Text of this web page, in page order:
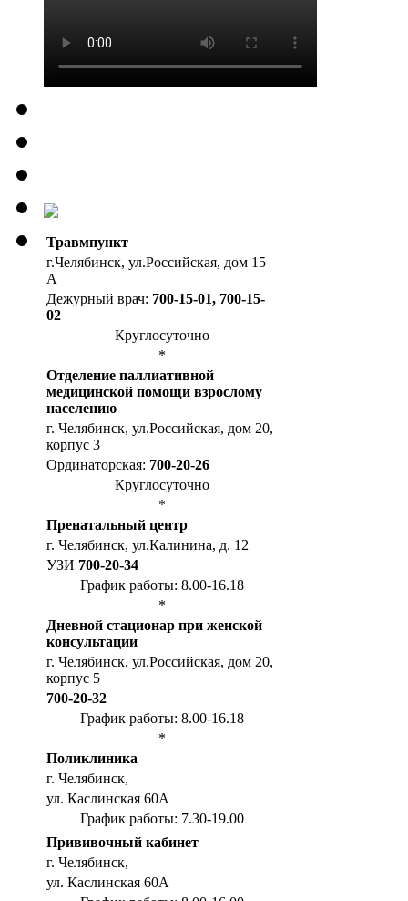
Травмпункт
г.Челябинск, ул.Российская, дом 15
А
Дежурный врач: 700-15-01, 700-15-
02
Круглосуточно
*
Отделение паллиативной
медицинской помощи взрослому
населению
г. Челябинск, ул.Российская, дом 20,
корпус 3
Ординаторская: 700-20-26
Круглосуточно
*
Пренатальный центр
г. Челябинск, ул.Калинина, д. 12
УЗИ 700-20-34
График работы: 8.00-16.18
*
Дневной стационар при женской
консультации
г. Челябинск, ул.Российская, дом 20,
корпус 5
700-20-32
График работы: 8.00-16.18
*
Поликлиника
г. Челябинск,
ул. Каслинская 60А
График работы: 7.30-19.00
Прививочный кабинет
г. Челябинск,
ул. Каслинская 60А